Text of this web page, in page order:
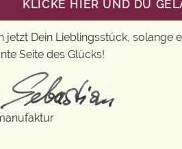
KLICKE HIER UND DU
jetzt Dein Lieblingsstück, solange
Seite des Glücks!